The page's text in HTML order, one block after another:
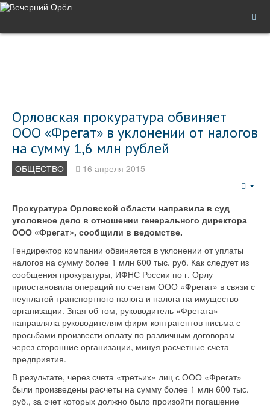
Орловская прокуратура обвиняет
ООО «Фрегат» в уклонении от налогов
на сумму 1,6 млн рублей
ОБЩЕСТВО 16 апреля 2015
Прокуратура Орловской области направила в суд
уголовное дело в отношении генерального директора
ООО «Фрегат», сообщили в ведомстве.
Гендиректор компании обвиняется в уклонении от уплаты
налогов на сумму более 1 млн 600 тыс. руб. Как следует из
сообщения прокуратуры, ИФНС России по г. Орлу
приостановила операций по счетам ООО «Фрегат» в связи с
неуплатой транспортного налога и налога на имущество
организации. Зная об том, руководитель «Фрегата»
направляла руководителям фирм-контрагентов письма с
просьбами произвести оплату по различным договорам
через сторонние организации, минуя расчетные счета
предприятия.
В результате, через счета «третьих» лиц с ООО «Фрегат»
были произведены расчеты на сумму более 1 млн 600 тыс.
руб., за счет которых должно было произойти погашение